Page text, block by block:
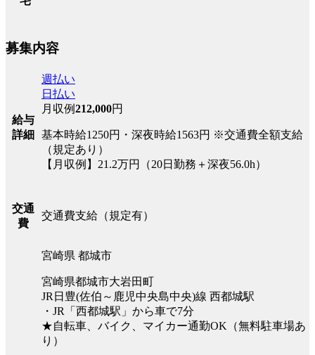
募集内容
給与
詳細
週払い
日払い
月収例212,000円
基本時給1250円・深夜時給1563円 ※交通費全額支給
（規定あり）
【月収例】21.2万円（20日勤務＋深夜56.0h）
交通
費
交通費支給（規定有）
宮崎県 都城市
宮崎県都城市大岩田町
JR日豊(佐伯～鹿児中央島中央)線 西都城駅
・JR「西都城駅」から車で7分
★自転車、バイク、マイカー通勤OK（無料駐車場あ
り）